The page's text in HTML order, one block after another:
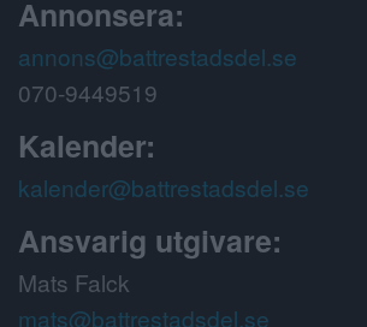
Annonsera:
annons@battrestadsdel.se
070-9449519
Kalender:
kalender@battrestadsdel.se
Ansvarig utgivare:
Mats Falck
mats@battrestadsdel.se